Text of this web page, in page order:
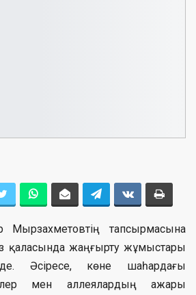
Мырзахметовтің тапсырмасына
қаласында жаңғырту жұмыстары
Әсіресе, көне шаһардағы
мен аллеялардың ажары